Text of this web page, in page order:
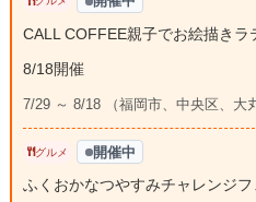
CALL COFFEE親子でお絵描きラ
8/18開催
7/29 ～ 8/18 （福岡市、中央区、大丸
グルメ 開催中
ふくおかなつやすみチャレンジ